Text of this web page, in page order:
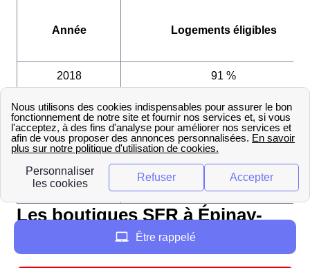
Année Logements éligibles
2018 91 %
2019 92 %
2020 93 %
2022 96 %
Les boutiques SFR à Épinay-
Être rappelé